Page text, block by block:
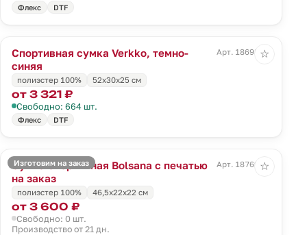
Флекс DTF
Спортивная сумка Verkko, темно-
синяя
Арт. 18698.43
полиэстер 100% 52х30х25 см
от 3 321 ₽
Свободно: 664 шт.
Флекс DTF
☆
Изготовим на заказ
Сумка спортивная Bolsana с печатью
на заказ
Арт. 18769.00
полиэстер 100% 46,5х22х22 см
от 3 600 ₽
Свободно: 0 шт.
Производство от 21 дн.
☆